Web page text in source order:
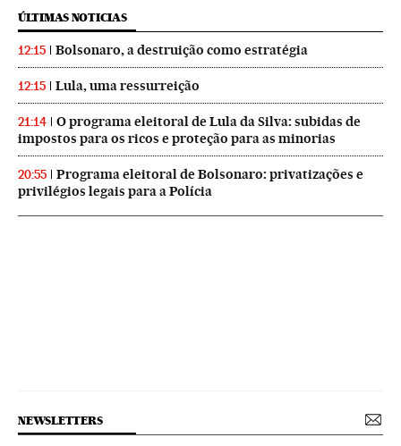
ÚLTIMAS NOTICIAS
12:15 Bolsonaro, a destruição como estratégia
12:15 Lula, uma ressurreição
21:14
O programa eleitoral de Lula da Silva: subidas de
impostos para os ricos e proteção para as minorias
20:55
Programa eleitoral de Bolsonaro: privatizações e
privilégios legais para a Polícia
NEWSLETTERS